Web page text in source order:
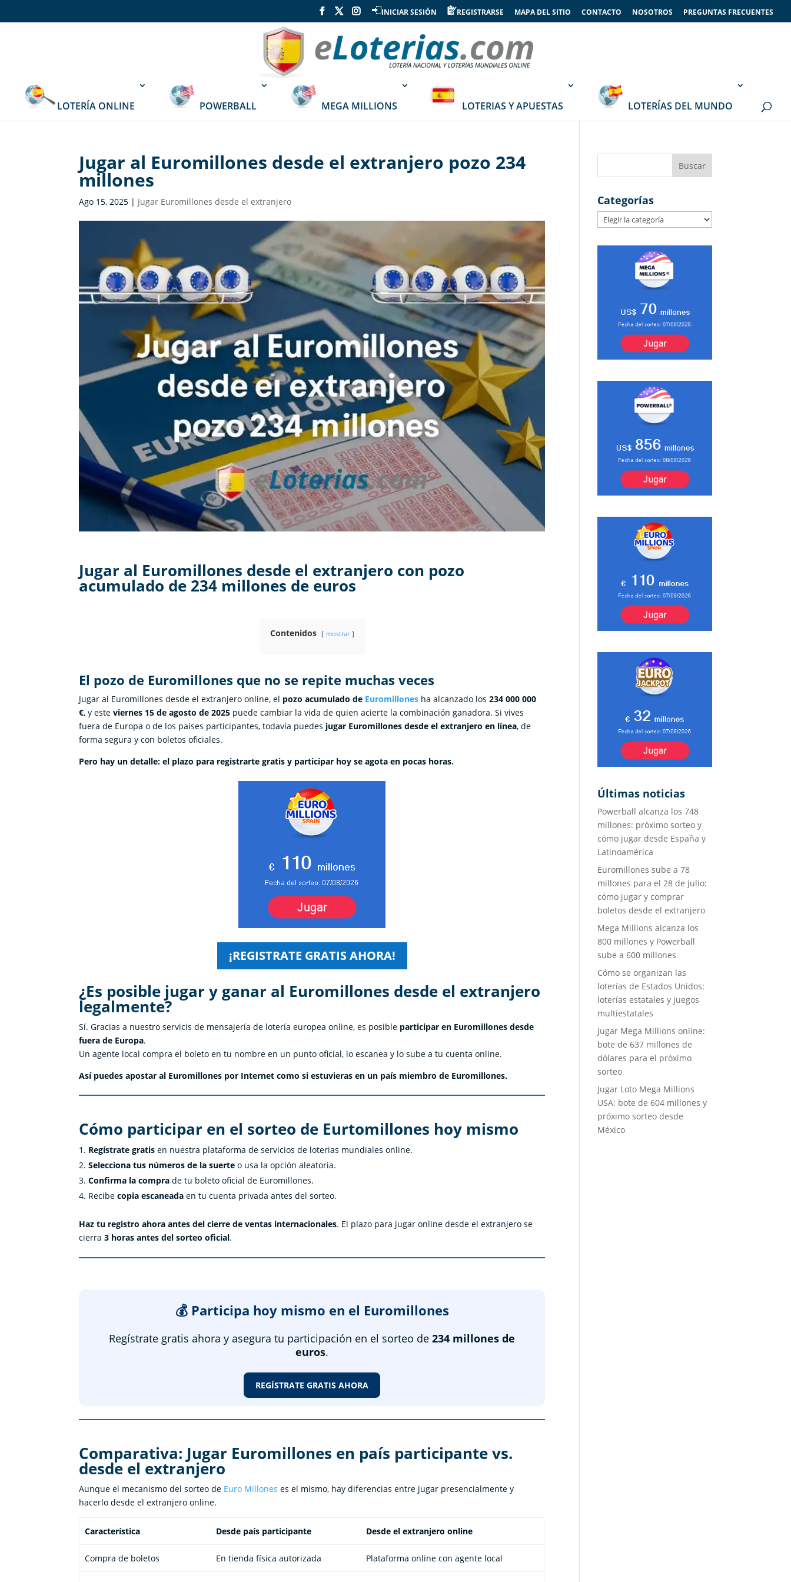
INICIAR SESIÓN REGISTRARSE MAPA DEL SITIO CONTACTO NOSOTROS PREGUNTAS FRECUENTES
LOTERÍA ONLINE POWERBALL MEGA MILLIONS LOTERIAS Y APUESTAS LOTERÍAS DEL MUNDO
Jugar al Euromillones desde el extranjero pozo 234
millones
Ago 15, 2025 | Jugar Euromillones desde el extranjero
Jugar al Euromillones desde el extranjero con pozo
acumulado de 234 millones de euros
Contenidos mostrar
El pozo de Euromillones que no se repite muchas veces
Jugar al Euromillones desde el extranjero online, el pozo acumulado de Euromillones ha alcanzado los234 000 000
€, y esteviernes 15 de agosto de 2025 puede cambiar la vida de quien acierte la combinación ganadora. Si vives
fuera de Europa o de los países participantes, todavía puedes jugar Euromillones desde el extranjero en línea, de
forma segura y con boletos oficiales.
Pero hay un detalle: el plazo para registrarte gratis y participar hoy se agota en pocas horas.
¡REGISTRATE GRATIS AHORA!
¿Es posible jugar y ganar al Euromillones desde el extranjero
legalmente?
Sí. Gracias a nuestro servicis de mensajería de lotería europea online, es posible participar en Euromillones desde
fuera de Europa.
Un agente local compra el boleto en tu nombre en un punto oficial, lo escanea y lo sube a tu cuenta online.
Así puedes apostar al Euromillones por Internet como si estuvieras en un país miembro de Euromillones.
Cómo participar en el sorteo de Eurtomillones hoy mismo
Regístrate gratis en nuestra plataforma de servicios de loterias mundiales online.
Selecciona tus números de la suerte o usa la opción aleatoria.
Confirma la compra de tu boleto oficial de Euromillones.
Recibecopia escaneada en tu cuenta privada antes del sorteo.
Haz tu registro ahora antes del cierre de ventas internacionales. El plazo para jugar online desde el extranjero se
cierra3 horas antes del sorteo oficial.
💰 Participa hoy mismo en el Euromillones
Regístrate gratis ahora y asegura tu participación en el sorteo de234 millones de
euros.
REGÍSTRATE GRATIS AHORA
Comparativa: Jugar Euromillones en país participante vs.
desde el extranjero
Aunque el mecanismo del sorteo de Euro Millones es el mismo, hay diferencias entre jugar presencialmente y
hacerlo desde el extranjero online.
Característica Desde país participante Desde el extranjero online
Compra de boletos En tienda física autorizada Plataforma online con agente local
Categorías
Categorías
Últimas noticias
Powerball alcanza los 748
millones: próximo sorteo y
cómo jugar desde España y
Latinoamérica
Euromillones sube a 78
millones para el 28 de julio:
cómo jugar y comprar
boletos desde el extranjero
Mega Millions alcanza los
800 millones y Powerball
sube a 600 millones
Cómo se organizan las
loterías de Estados Unidos:
loterías estatales y juegos
multiestatales
Jugar Mega Millions online:
bote de 637 millones de
dólares para el próximo
sorteo
Jugar Loto Mega Millions
USA: bote de 604 millones y
próximo sorteo desde
México